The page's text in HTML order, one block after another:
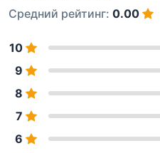
Средний рейтинг: 0.00
10
9
8
7
6